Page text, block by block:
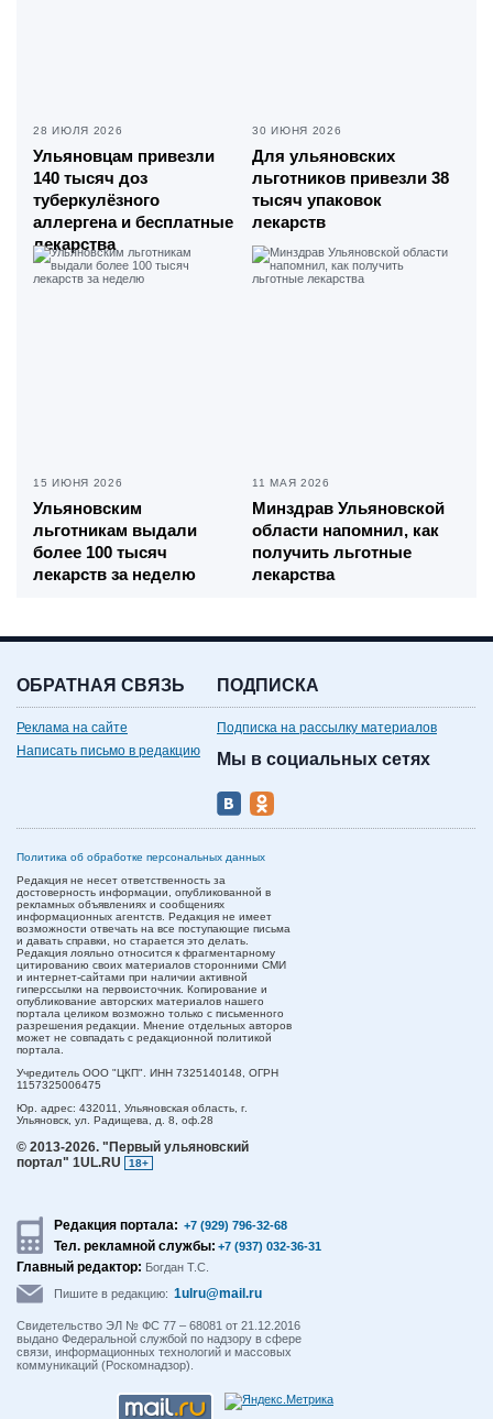
28 ИЮЛЯ 2026
Ульяновцам привезли
140 тысяч доз
туберкулёзного
аллергена и бесплатные
лекарства
30 ИЮНЯ 2026
Для ульяновских
льготников привезли 38
тысяч упаковок
лекарств
15 ИЮНЯ 2026
Ульяновским
льготникам выдали
более 100 тысяч
лекарств за неделю
11 МАЯ 2026
Минздрав Ульяновской
области напомнил, как
получить льготные
лекарства
ОБРАТНАЯ СВЯЗЬ
Реклама на сайте
Написать письмо в редакцию
ПОДПИСКА
Подписка на рассылку материалов
Мы в социальных сетях
Политика об обработке персональных данных
Редакция не несет ответственность за
достоверность информации, опубликованной в
рекламных объявлениях и сообщениях
информационных агентств. Редакция не имеет
возможности отвечать на все поступающие письма
и давать справки, но старается это делать.
Редакция лояльно относится к фрагментарному
цитированию своих материалов сторонними СМИ
и интернет-сайтами при наличии активной
гиперссылки на первоисточник. Копирование и
опубликование авторских материалов нашего
портала целиком возможно только с письменного
разрешения редакции. Мнение отдельных авторов
может не совпадать с редакционной политикой
портала.
Учредитель ООО "ЦКП". ИНН 7325140148, ОГРН
1157325006475
Юр. адрес: 432011, Ульяновская область, г.
Ульяновск, ул. Радищева, д. 8, оф.28
© 2013-2026. "Первый ульяновский
портал" 1UL.RU
18+
Редакция портала: +7 (929) 796-32-68
Тел. рекламной службы: +7 (937) 032-36-31
Главный редактор: Богдан Т.С.
Пишите в редакцию: 1ulru@mail.ru
Свидетельство ЭЛ № ФС 77 – 68081 от 21.12.2016
выдано Федеральной службой по надзору в сфере
связи, информационных технологий и массовых
коммуникаций (Роскомнадзор).